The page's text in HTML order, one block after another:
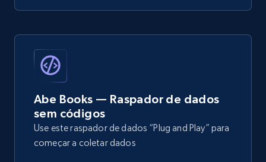
Abe Books — Raspador de dados
sem códigos
Use este raspador de dados “Plug and Play” para
começar a coletar dados